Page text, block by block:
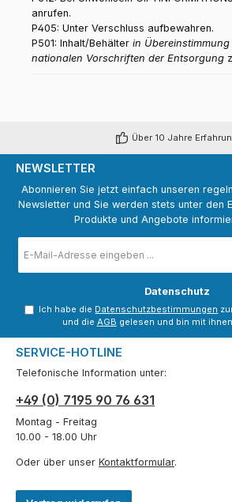
anrufen.
P405: Unter Verschluss aufbewahren.
P501: Inhalt/Behälter in Übereinstimmung
nationalen Vorschriften der Entsorgung
Über 10 Jahre
NEWSLETTER
Abonnieren Sie jetzt einfach unseren
Newsletter und Sie werden stets unter den
Produkte und Angebote
Mail-
Adresse
Datenschutz
Ich habe die Datenschutzbestimmungen
und die AGB gelesen und bin mit
SERVICE-HOTLINE
Telefonische Information unter:
+49 (0) 7195 90 76 631
Montag - Freitag
10.00 - 18.00 Uhr
Oder über unser Kontaktformular.